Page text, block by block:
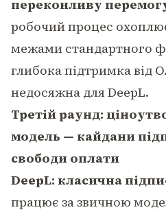
переконливу
робочий процес
межами стандартного
глибока підтримка від
недосяжна для DeepL.
Третій раунд:
модель — кайдани
свободи оплати
DeepL: класична
працює за звичною